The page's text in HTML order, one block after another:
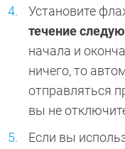
Установите
течение
начала и
ничего, то
отправляться
вы не
Если вы